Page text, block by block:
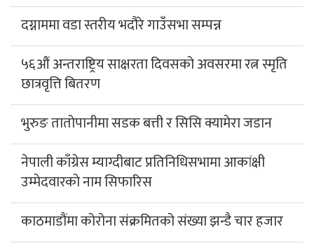
दग्नाममा वडा स्तरीय भदौरे गाउँसभा सम्पन्न
५६औं अन्तराष्ट्रिय साक्षरता दिवसको अवसरमा रत्न स्मृति
छात्रवृत्ति बितरण
भुरुङ तातोपानीमा सडक बत्ती र सिसि क्यामेरा जडान
नेपाली काँग्रेस म्याग्दीबाट प्रतिनिधिसभामा आकांक्षी
उम्मेदवारको नाम सिफारिस
काठमाडौंमा कोरोना संक्रमितको संख्या झन्डै चार हजार